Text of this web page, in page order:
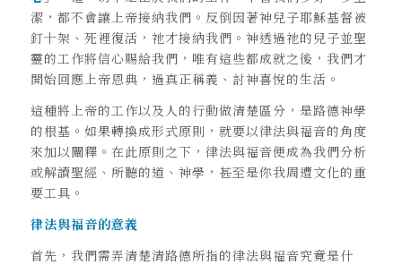
潔，都不會讓上帝接納我們。反倒因著神兒子耶穌基督被
釘十架、死裡復活，祂才接納我們。神透過祂的兒子並聖
靈的工作將信心賜給我們，唯有這些都成就之後，我們才
開始回應上帝恩典，過真正稱義、討神喜悅的生活。
這種將上帝的工作以及人的行動做清楚區分，是路德神學
的根基。如果轉換成形式原則，就要以律法與福音的角度
來加以闡釋。在此原則之下，律法與福音便成為我們分析
或解讀聖經、所聽的道、神學，甚至是你我周遭文化的重
要工具。
律法與福音的意義
首先，我們需弄清楚清路德所指的律法與福音究竟是什